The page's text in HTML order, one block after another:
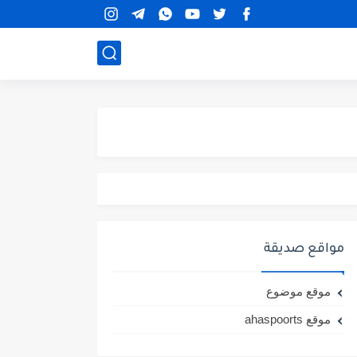
مواقع صديقة
موقع موضوع
موقع ahaspoorts